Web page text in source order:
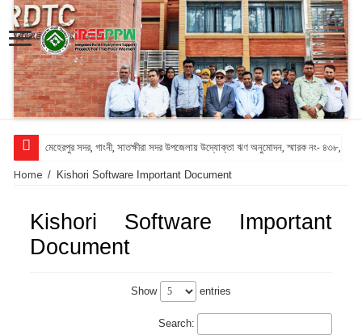
মেহেরপুর সদর, গাংনী, সাতক্ষীরা সদর উপজেলায় উদ্যোক্তা ঋণ অনুমোদন, স্মারক নং- ৪৩৮,
Home / Kishori Software Important Document
Kishori Software Important
Document
Show entries
Search: